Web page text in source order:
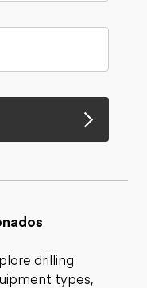
drilling
types,